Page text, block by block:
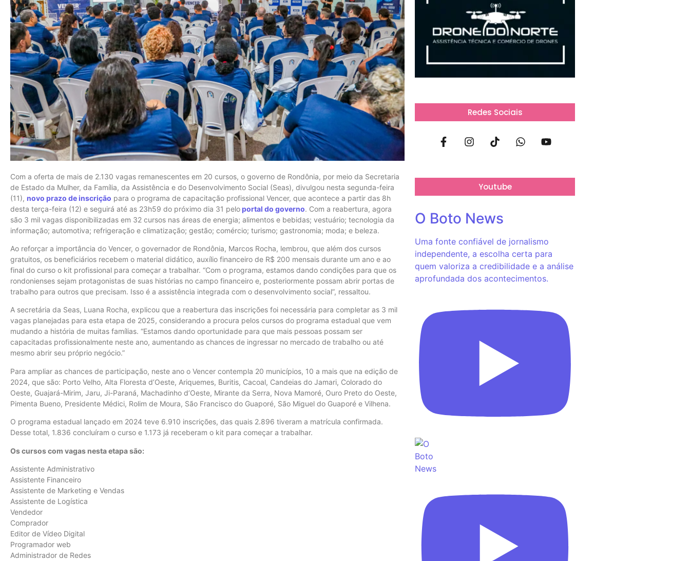
Com a oferta de mais de 2.130 vagas remanescentes em 20 cursos, o governo de Rondônia, por meio da Secretaria
de Estado da Mulher, da Família, da Assistência e do Desenvolvimento Social (Seas), divulgou nesta segunda-feira
(11), novo prazo de inscrição para o programa de capacitação profissional Vencer, que acontece a partir das 8h
desta terça-feira (12) e seguirá até as 23h59 do próximo dia 31 peloportal do governo. Com a reabertura, agora
são 3 mil vagas disponibilizadas em 32 cursos nas áreas de energia; alimentos e bebidas; vestuário; tecnologia da
informação; automotiva; refrigeração e climatização; gestão; comércio; turismo; gastronomia; moda; e beleza.
Ao reforçar a importância do Vencer, o governador de Rondônia, Marcos Rocha, lembrou, que além dos cursos
gratuitos, os beneficiários recebem o material didático, auxílio financeiro de R$ 200 mensais durante um ano e ao
final do curso o kit profissional para começar a trabalhar. “Com o programa, estamos dando condições para que os
rondonienses sejam protagonistas de suas histórias no campo financeiro e, posteriormente possam abrir portas de
trabalho para outros que precisam. Isso é a assistência integrada com o desenvolvimento social”, ressaltou.
A secretária da Seas, Luana Rocha, explicou que a reabertura das inscrições foi necessária para completar as 3 mil
vagas planejadas para esta etapa de 2025, considerando a procura pelos cursos do programa estadual que vem
mudando a história de muitas famílias. “Estamos dando oportunidade para que mais pessoas possam ser
capacitadas profissionalmente neste ano, aumentando as chances de ingressar no mercado de trabalho ou até
mesmo abrir seu próprio negócio.”
Para ampliar as chances de participação, neste ano o Vencer contempla 20 municípios, 10 a mais que na edição de
2024, que são: Porto Velho, Alta Floresta d’Oeste, Ariquemes, Buritis, Cacoal, Candeias do Jamari, Colorado do
Oeste, Guajará-Mirim, Jaru, Ji-Paraná, Machadinho d’Oeste, Mirante da Serra, Nova Mamoré, Ouro Preto do Oeste,
Pimenta Bueno, Presidente Médici, Rolim de Moura, São Francisco do Guaporé, São Miguel do Guaporé e Vilhena.
O programa estadual lançado em 2024 teve 6.910 inscrições, das quais 2.896 tiveram a matrícula confirmada.
Desse total, 1.836 concluíram o curso e 1.173 já receberam o kit para começar a trabalhar.
Os cursos com vagas nesta etapa são:
Assistente Administrativo
Assistente Financeiro
Assistente de Marketing e Vendas
Assistente de Logística
Vendedor
Comprador
Editor de Vídeo Digital
Programador web
Administrador de Redes
Redes Sociais
Youtube
O Boto News
Uma fonte confiável de jornalismo
independente, a escolha certa para
quem valoriza a credibilidade e a análise
aprofundada dos acontecimentos.